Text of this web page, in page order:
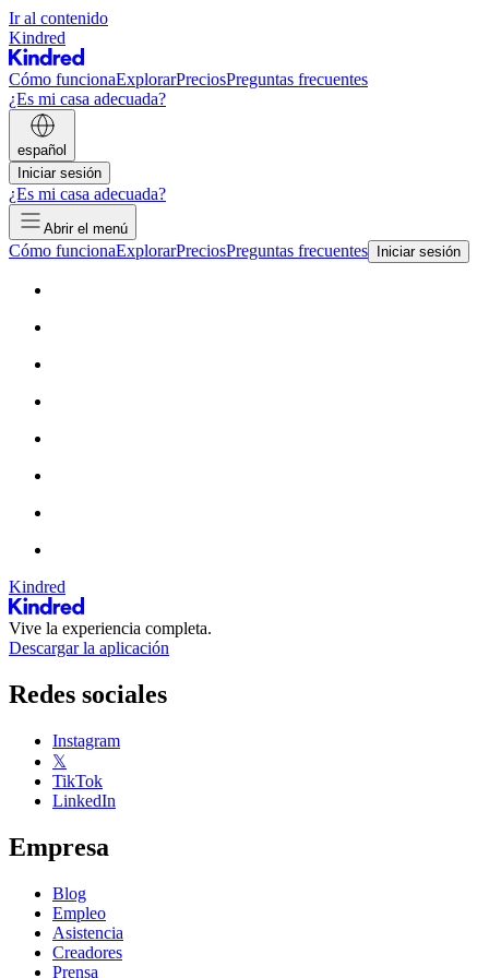
Ir al contenido
Kindred
Cómo funcionaExplorarPreciosPreguntas frecuentes
¿Es mi casa adecuada?
español
Iniciar sesión
¿Es mi casa adecuada?
Abrir el menú
Cómo funcionaExplorarPreciosPreguntas frecuentes Iniciar sesión
Kindred
Vive la experiencia completa.
Descargar la aplicación
Redes sociales
Instagram
𝕏
TikTok
LinkedIn
Empresa
Blog
Empleo
Asistencia
Creadores
Prensa